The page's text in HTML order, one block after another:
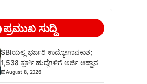
ಪ್ರಮುಖ ಸುದ್ದಿ
SBIಯಲ್ಲಿ ಭರ್ಜರಿ ಉದ್ಯೋಗಾವಕಾಶ;
1,538 ಕ್ಲರ್ಕ್ ಹುದ್ದೆಗಳಿಗೆ ಅರ್ಜಿ ಆಹ್ವಾನ
August 8, 2026